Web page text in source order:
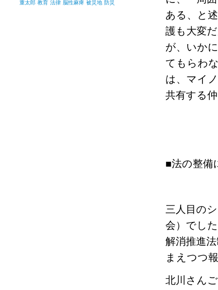
ある、と
護も大変
が、いか
てもらわ
は、マイ
共有する
■法の整備
三人目の
会）でし
解消推進
まえつつ
北川さん
重太郎 教育 法律 脳性麻痺 被災地 防災